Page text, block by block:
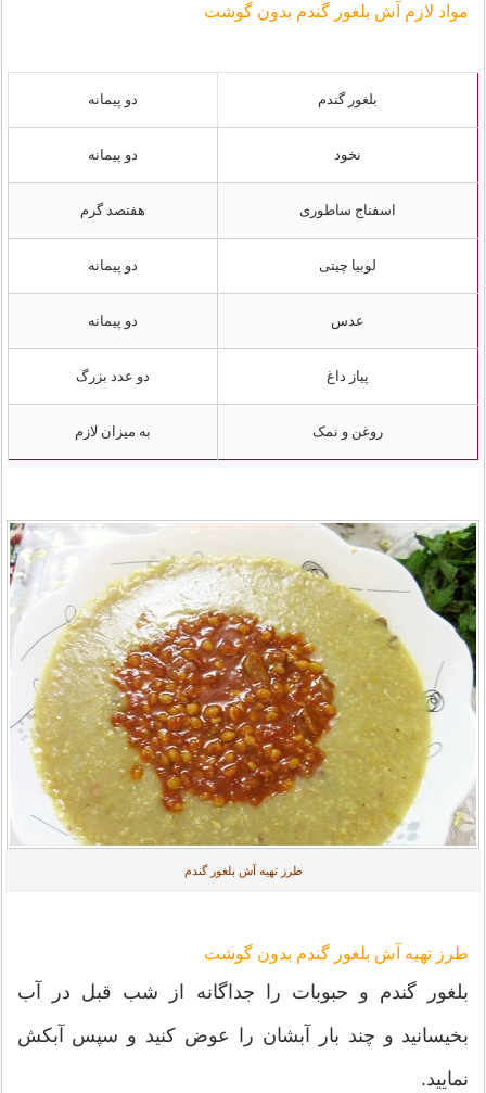
مواد لازم آش بلغور گندم بدون گوشت
بلغور گندم دو پیمانه
نخود دو پیمانه
اسفناج ساطوری هفتصد گرم
لوبیا چیتی دو پیمانه
عدس دو پیمانه
پیاز داغ دو عدد بزرگ
روغن و نمک به میزان لازم
طرز تهیه آش بلغور گندم
طرز تهیه آش بلغور گندم بدون گوشت
بلغور گندم و حبوبات را جداگانه از شب قبل در آب
بخیسانید و چند بار آبشان را عوض کنید و سپس آبکش
نمایید.